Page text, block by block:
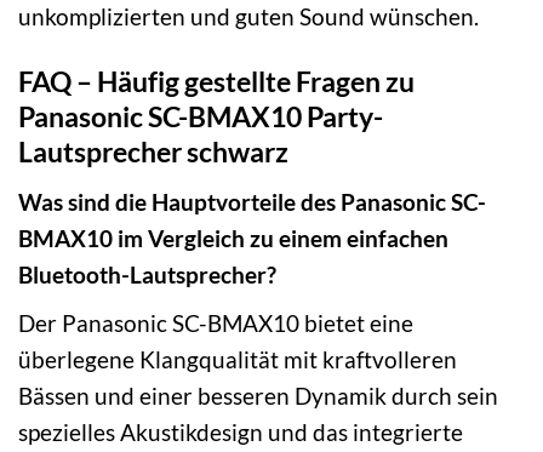
unkomplizierten und guten Sound wünschen.
FAQ – Häufig gestellte Fragen zu
Panasonic SC-BMAX10 Party-
Lautsprecher schwarz
Was sind die Hauptvorteile des Panasonic SC-
BMAX10 im Vergleich zu einem einfachen
Bluetooth-Lautsprecher?
Der Panasonic SC-BMAX10 bietet eine
überlegene Klangqualität mit kraftvolleren
Bässen und einer besseren Dynamik durch sein
spezielles Akustikdesign und das integrierte